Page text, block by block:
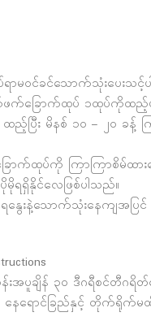
င်ခင်သောက်သုံးပေးသင့်
ြောက်ထုပ် ၁ထုပ်ကိုထည့်ပ
ည့်ပြီး မိနစ် ၁၀ – ၂၀ ခန့်
ောက်ထုပ်ကို ကြာကြာစိမ်ထ
ရှိနိုင်လေဖြစ်ပါသည်။
နဲ့သောက်သုံးနေကျအပြင်
းအပူချိန် ၃၀ ဒီဂရီစင်တီဂရိ
နေရောင်ခြည်နှင့် တိုက်ရိုက်